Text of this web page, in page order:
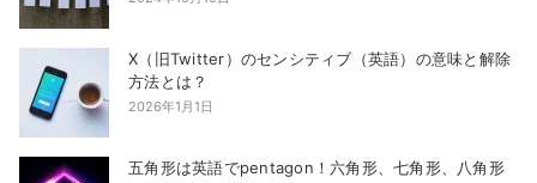
X（旧Twitter）のセンシティブ（英語）の意味と解除
方法とは？
2026年1月1日
五角形は英語でpentagon！六角形、七角形、八角形